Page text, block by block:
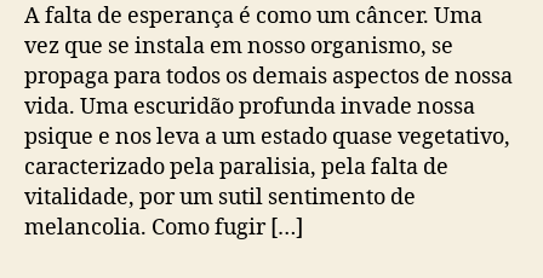
A falta de esperança é como um câncer. Uma
vez que se instala em nosso organismo, se
propaga para todos os demais aspectos de nossa
vida. Uma escuridão profunda invade nossa
psique e nos leva a um estado quase vegetativo,
caracterizado pela paralisia, pela falta de
vitalidade, por um sutil sentimento de
melancolia. Como fugir […]